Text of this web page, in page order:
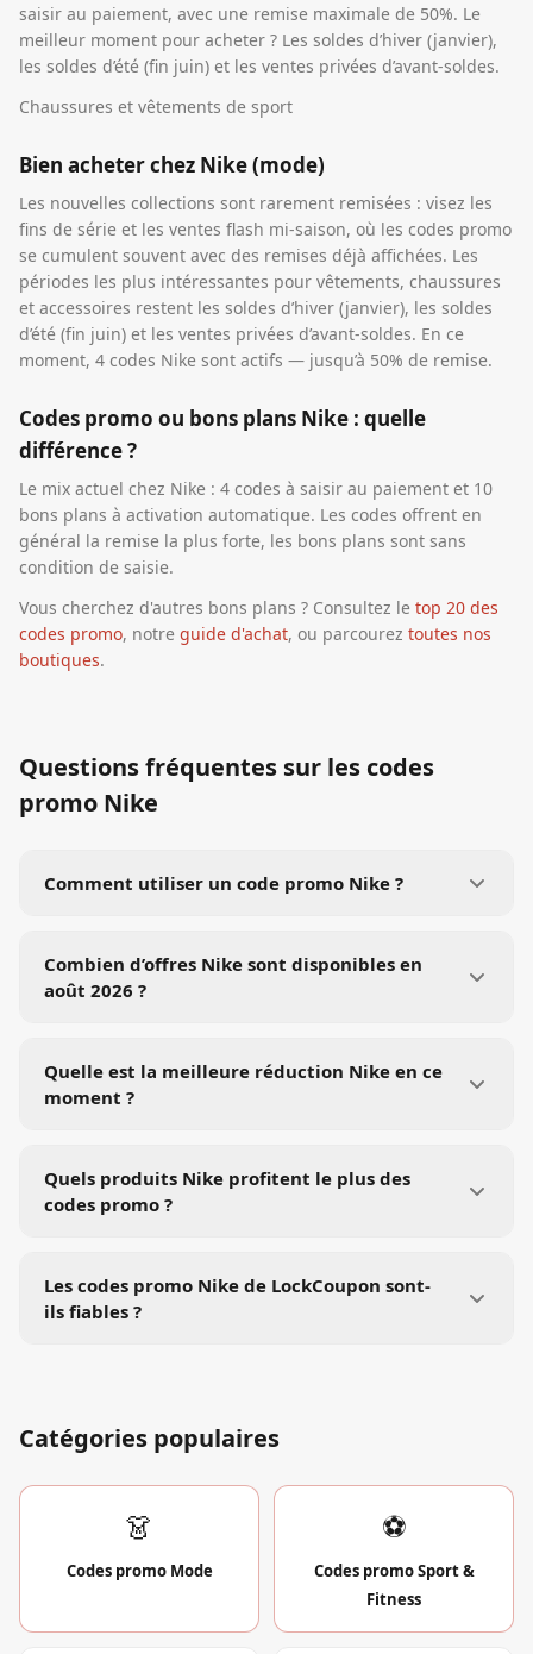
saisir au paiement, avec une remise maximale de 50%. Le
meilleur moment pour acheter ? Les soldes d’hiver (janvier),
les soldes d’été (fin juin) et les ventes privées d’avant-soldes.
Chaussures et vêtements de sport
Bien acheter chez Nike (mode)
Les nouvelles collections sont rarement remisées : visez les
fins de série et les ventes flash mi-saison, où les codes promo
se cumulent souvent avec des remises déjà affichées. Les
périodes les plus intéressantes pour vêtements, chaussures
et accessoires restent les soldes d’hiver (janvier), les soldes
d’été (fin juin) et les ventes privées d’avant-soldes. En ce
moment, 4 codes Nike sont actifs — jusqu’à 50% de remise.
Codes promo ou bons plans Nike : quelle
différence ?
Le mix actuel chez Nike : 4 codes à saisir au paiement et 10
bons plans à activation automatique. Les codes offrent en
général la remise la plus forte, les bons plans sont sans
condition de saisie.
Vous cherchez d'autres bons plans ? Consultez le top 20 des
codes promo, notre guide d'achat, ou parcourez toutes nos
boutiques.
Questions fréquentes sur les codes
promo Nike
Comment utiliser un code promo Nike ?
Combien d’offres Nike sont disponibles en
août 2026 ?
Quelle est la meilleure réduction Nike en ce
moment ?
Quels produits Nike profitent le plus des
codes promo ?
Les codes promo Nike de LockCoupon sont-
ils fiables ?
Catégories populaires
👗
Codes promo Mode
⚽
Codes promoSport &
Fitness